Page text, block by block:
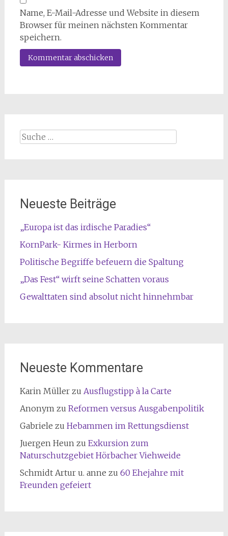
Name, E-Mail-Adresse und Website in diesem
Browser für meinen nächsten Kommentar
speichern.
Suche
Neueste Beiträge
„Europa ist das irdische Paradies“
KornPark- Kirmes in Herborn
Politische Begriffe befeuern die Spaltung
„Das Fest“ wirft seine Schatten voraus
Gewalttaten sind absolut nicht hinnehmbar
Neueste Kommentare
Karin Müllerzu Ausflugstipp à la Carte
Anonymzu Reformen versus Ausgabenpolitik
Gabriele zu Hebammen im Rettungsdienst
Juergen Heunzu Exkursion zum
Naturschutzgebiet Hörbacher Viehweide
Schmidt Artur u. anne zu 60 Ehejahre mit
Freunden gefeiert